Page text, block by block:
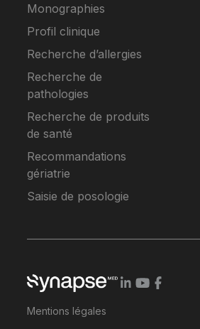
Monographies
Profil clinique
Recherche d’allergies
Recherche de
pathologies
Recherche de produits
de santé
Recommandations
gériatrie
Saisie de posologie
Mentions légales